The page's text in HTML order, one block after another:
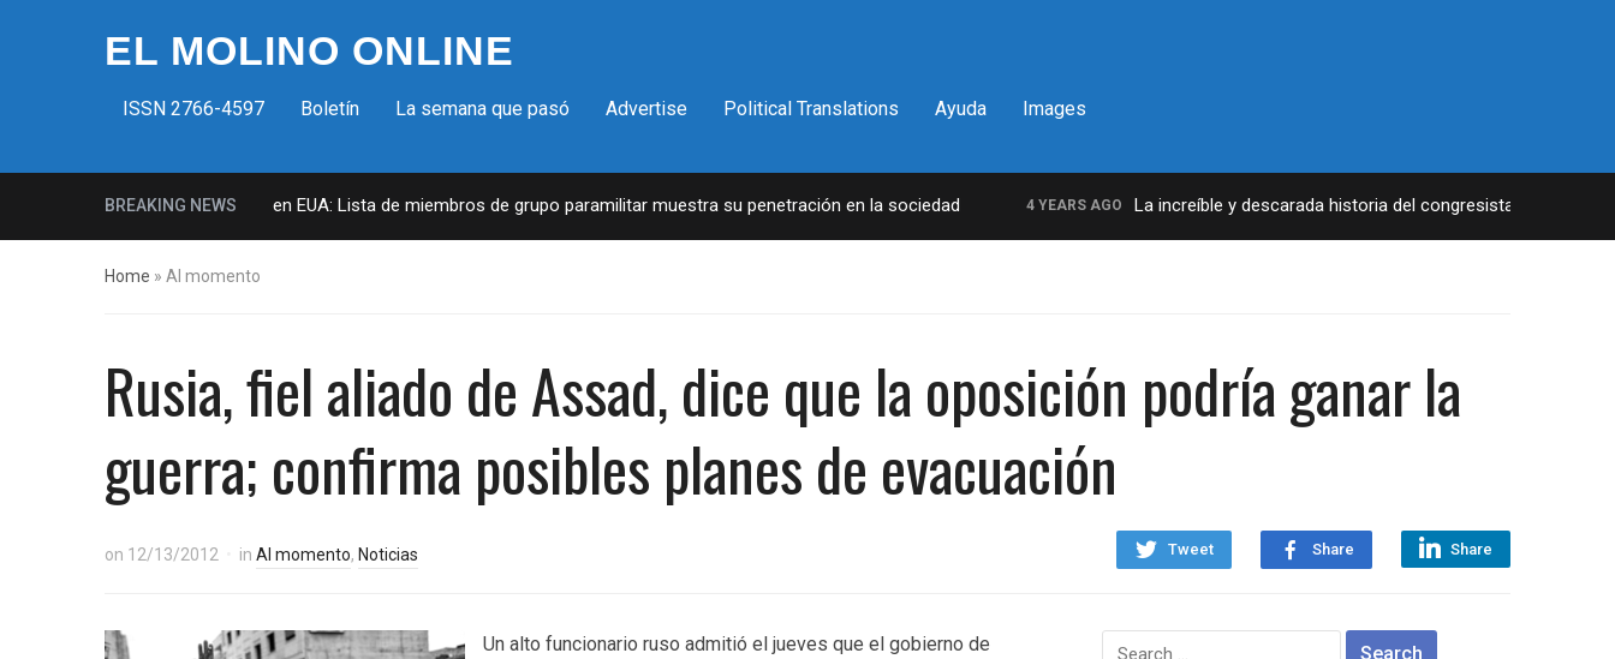
EL MOLINO ONLINE
ISSN 2766-4597 Boletín La semana que pasó Advertise Political Translations Ayuda Images
BREAKING NEWS
Milicias fascistas en EUA: Lista de miembros de grupo paramilitar muestra su penetración en la sociedad 4 YEARS AGO La increíble y descarada historia del congresista por NY George
Home » Al momento
Rusia, fiel aliado de Assad, dice que la oposición podría ganar la
guerra; confirma posibles planes de evacuación
Tweet Share Share
on 12/13/2012 in Al momento, Noticias
Un alto funcionario ruso admitió el jueves que el gobierno de
Search